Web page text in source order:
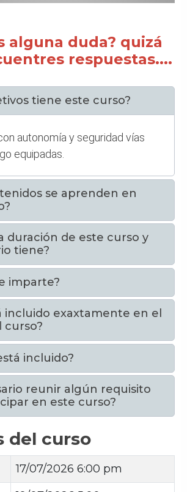
alguna duda? quizá
respuestas....
tiene este curso?
autonomía y seguridad vías
equipadas.
se aprenden en
duración de este curso y
tiene?
imparte?
incluido exaxtamente en el
curso?
incluido?
reunir algún requisito
en este curso?
del curso
17/07/2026 6:00 pm